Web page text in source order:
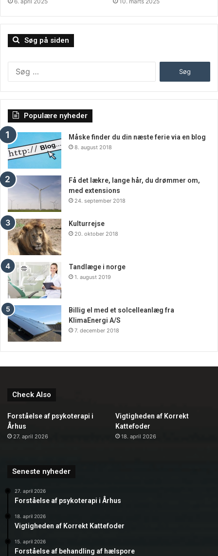
Søg på siden
Populære nyheder
Måske finder du din næste ferie via en blog
8. august 2018
Få det lækre, lange hår, du drømmer om,
med extensions
24. september 2018
Kulturrejse
20. oktober 2018
Tandlæge i norge
1. august 2019
Billig el med et solcelleanlæg fra
KlimaEnergi A/S
7. december 2018
Check Also
Forståelse af psykoterapi i
Århus
27. april 2026
Vigtigheden af Korrekt
Kattefoder
18. april 2026
Seneste nyheder
27. april 2026
Forståelse af psykoterapi i Århus
18. april 2026
Vigtigheden af Korrekt Kattefoder
15. april 2026
Forståelse af behandling af hælspore